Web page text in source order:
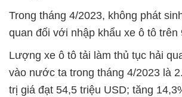
Trong tháng 4/2023, không phát
quan đối với nhập khẩu xe ô tô trên
Lượng xe ô tô tải làm thủ tục hải
vào nước ta trong tháng 4/2023 là
trị giá đạt 54,5 triệu USD; tăng